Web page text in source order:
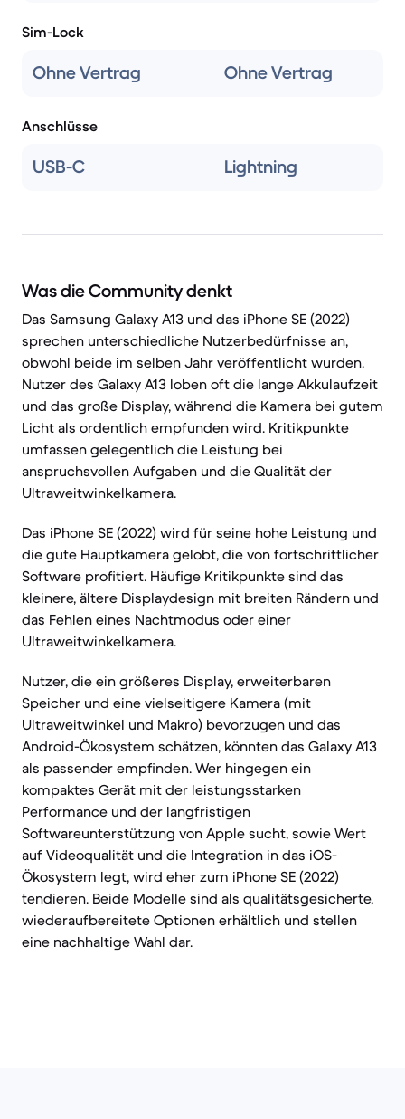
Sim-Lock
Ohne Vertrag Ohne Vertrag
Anschlüsse
USB-C Lightning
Was die Community denkt
Das Samsung Galaxy A13 und das iPhone SE (2022)
sprechen unterschiedliche Nutzerbedürfnisse an,
obwohl beide im selben Jahr veröffentlicht wurden.
Nutzer des Galaxy A13 loben oft die lange Akkulaufzeit
und das große Display, während die Kamera bei gutem
Licht als ordentlich empfunden wird. Kritikpunkte
umfassen gelegentlich die Leistung bei
anspruchsvollen Aufgaben und die Qualität der
Ultraweitwinkelkamera.
Das iPhone SE (2022) wird für seine hohe Leistung und
die gute Hauptkamera gelobt, die von fortschrittlicher
Software profitiert. Häufige Kritikpunkte sind das
kleinere, ältere Displaydesign mit breiten Rändern und
das Fehlen eines Nachtmodus oder einer
Ultraweitwinkelkamera.
Nutzer, die ein größeres Display, erweiterbaren
Speicher und eine vielseitigere Kamera (mit
Ultraweitwinkel und Makro) bevorzugen und das
Android-Ökosystem schätzen, könnten das Galaxy A13
als passender empfinden. Wer hingegen ein
kompaktes Gerät mit der leistungsstarken
Performance und der langfristigen
Softwareunterstützung von Apple sucht, sowie Wert
auf Videoqualität und die Integration in das iOS-
Ökosystem legt, wird eher zum iPhone SE (2022)
tendieren. Beide Modelle sind als qualitätsgesicherte,
wiederaufbereitete Optionen erhältlich und stellen
eine nachhaltige Wahl dar.